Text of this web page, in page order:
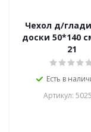
Чехол д/
доски 50*140
21
Есть в
Артикул: